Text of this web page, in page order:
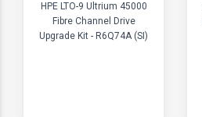
HPE LTO-9 Ultrium 45000
Fibre Channel Drive
Upgrade Kit - R6Q74A (SI)